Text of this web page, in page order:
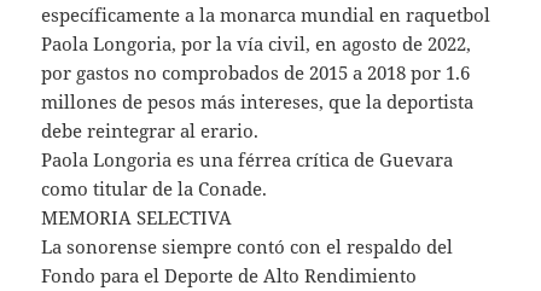
específicamente a la monarca mundial en raquetbol
Paola Longoria, por la vía civil, en agosto de 2022,
por gastos no comprobados de 2015 a 2018 por 1.6
millones de pesos más intereses, que la deportista
debe reintegrar al erario.
Paola Longoria es una férrea crítica de Guevara
como titular de la Conade.
MEMORIA SELECTIVA
La sonorense siempre contó con el respaldo del
Fondo para el Deporte de Alto Rendimiento